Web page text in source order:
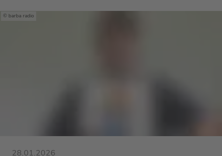
barba radio
28.01.2026